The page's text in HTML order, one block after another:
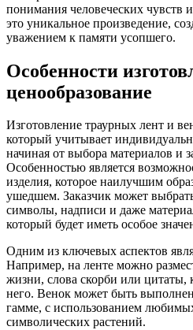
понимания человеческих
это уникальное произведение,
уважением к памяти усопшего.
Особенности
ценообразование
Изготовление траурных лент и
который учитывает
начиная от выбора материалов и
Особенностью является
изделия, которое наилучшим
ушедшем. Заказчик может
символы, надписи и даже
который будет иметь особое
Одним из ключевых аспектов
Например, на ленте можно
жизни, слова скорби или
него. Венок может быть
гамме, с использованием
символических растений.